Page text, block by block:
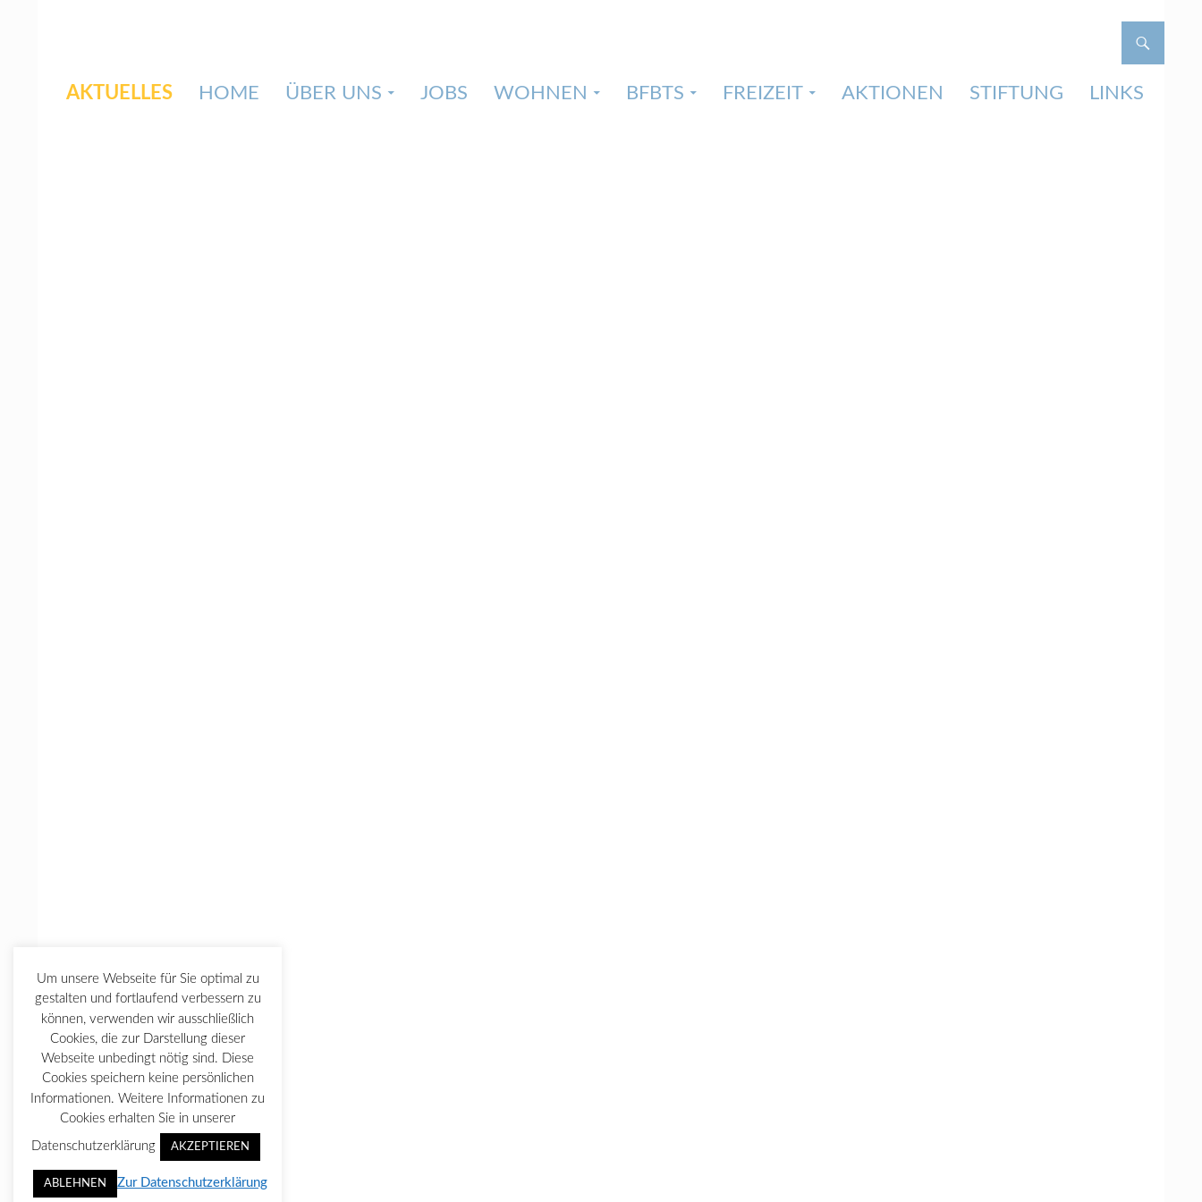
AKTUELLES HOME ÜBER UNS JOBS WOHNEN BFBTS FREIZEIT AKTIONEN STIFTUNG LINKS
Um unsere Webseite für Sie optimal zu
gestalten und fortlaufend verbessern zu
können, verwenden wir ausschließlich
Cookies, die zur Darstellung dieser
Webseite unbedingt nötig sind. Diese
Cookies speichern keine persönlichen
Informationen. Weitere Informationen zu
Cookies erhalten Sie in unserer
Datenschutzerklärung AKZEPTIEREN
ABLEHNEN Zur Datenschutzerklärung